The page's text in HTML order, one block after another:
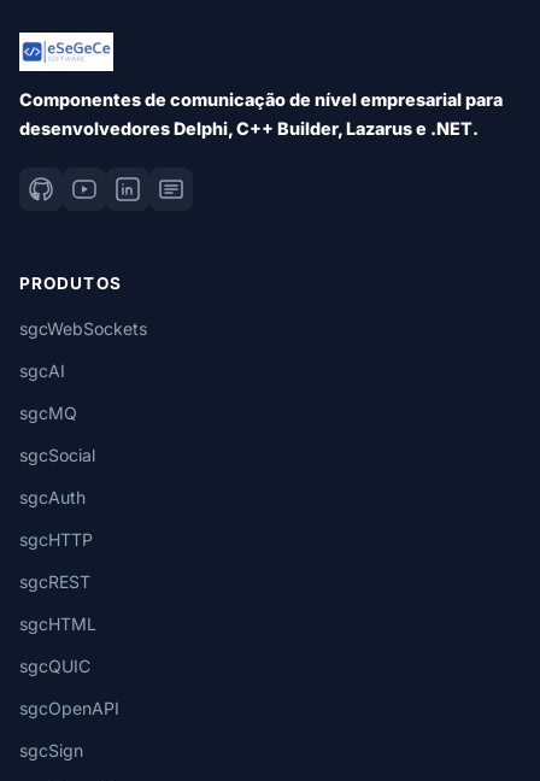
Componentes de comunicação de nível empresarial para
desenvolvedores Delphi, C++ Builder, Lazarus e .NET.
PRODUTOS
sgcWebSockets
sgcAI
sgcMQ
sgcSocial
sgcAuth
sgcHTTP
sgcREST
sgcHTML
sgcQUIC
sgcOpenAPI
sgcSign